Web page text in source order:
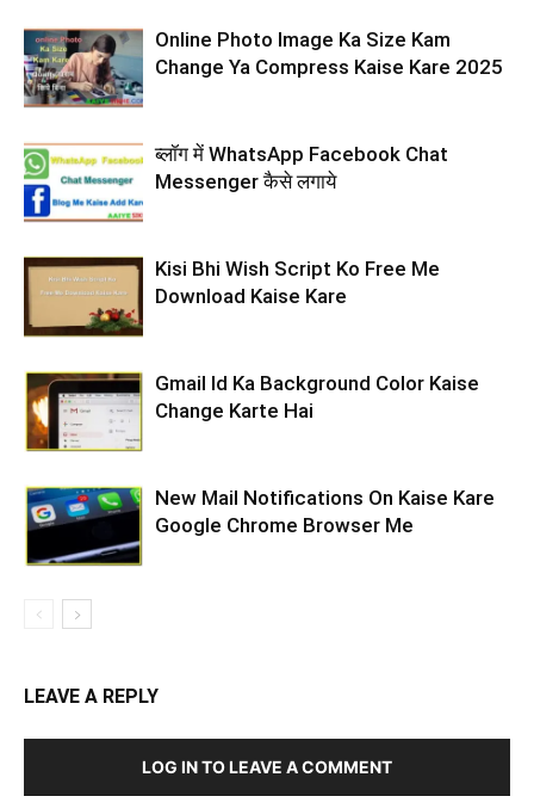
Online Photo Image Ka Size Kam
Change Ya Compress Kaise Kare 2025
ब्लॉग में WhatsApp Facebook Chat
Messenger कैसे लगाये
Kisi Bhi Wish Script Ko Free Me
Download Kaise Kare
Gmail Id Ka Background Color Kaise
Change Karte Hai
New Mail Notifications On Kaise Kare
Google Chrome Browser Me
LEAVE A REPLY
LOG IN TO LEAVE A COMMENT